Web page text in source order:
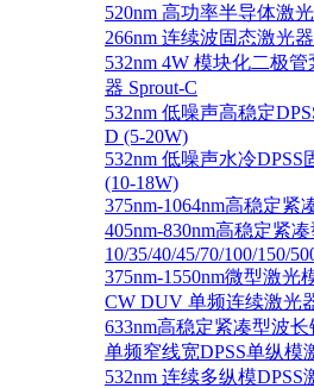
520nm 高功率半导体激
266nm 连续波固态激光
532nm 4W 模块化二极
器 Sprout-C
532nm 低噪声高稳定
D (5-20W)
532nm 低噪声水冷DPSS
(10-18W)
375nm-1064nm高稳定紧
405nm-830nm高稳定紧
10/35/40/45/70/100/150/
375nm-1550nm微型激光
CW DUV 单频连续激光
633nm高稳定紧凑型波
单频窄线宽DPSS单纵模
532nm 连续多纵模DPSS